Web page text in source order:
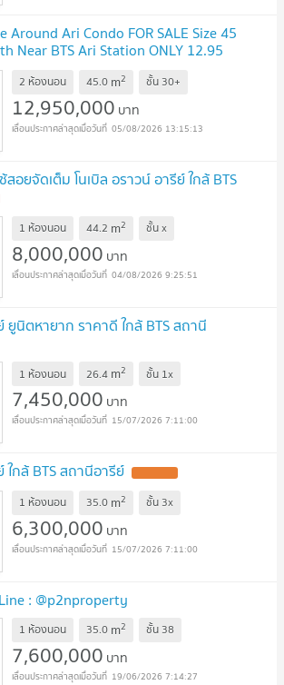
Around Ari Condo FOR SALE Size 45
Near BTS Ari Station ONLY 12.95
2 ห้องนอน 45.0 m2 ชั้น 30+
12,950,000 บาท
05/08/2026 13:15:13
อยจัดเต็ม โนเบิล อราวน์ อารีย์ ใกล้ BTS
1 ห้องนอน 44.2 m2 ชั้นx
8,000,000 บาท
04/08/2026 9:25:51
ยูนิตหายาก ราคาดี ใกล้ BTS สถานี
1 ห้องนอน 26.4 m2 ชั้น 1x
7,450,000 บาท
15/07/2026 7:11:00
ใกล้ BTS สถานีอารีย์
1 ห้องนอน 35.0 m2 ชั้น 3x
6,300,000 บาท
15/07/2026 7:11:00
: @p2nproperty
1 ห้องนอน 35.0 m2 ชั้น 38
7,600,000 บาท
19/06/2026 7:14:27